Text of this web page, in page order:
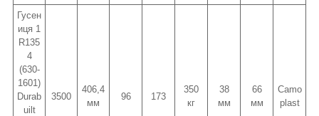
Гусен
иця 1
R135
4
(630-
1601)
Durab
uilt
3500
406,4
мм
96 173
350
кг
38
мм
66
мм
Camo
plast